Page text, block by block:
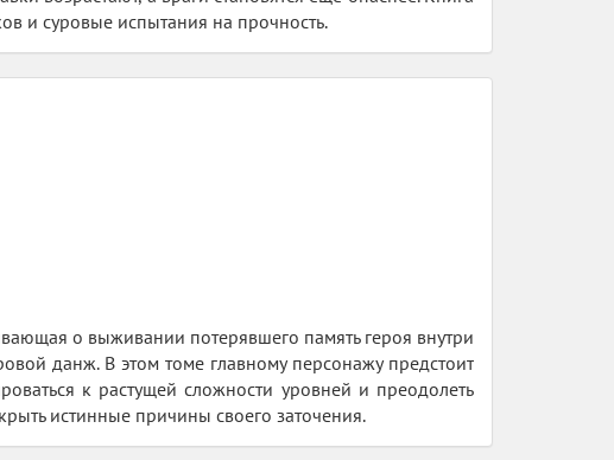
и суровые испытания на прочность.
о выживании потерявшего память героя внутри
данж. В этом томе главному персонажу предстоит
к растущей сложности уровней и преодолеть
истинные причины своего заточения.